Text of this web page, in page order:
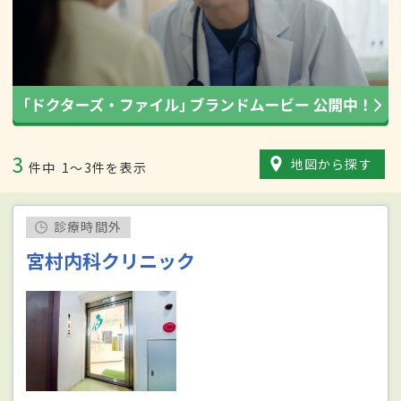
3 件中 1〜3件を表示 地図から探す
診療時間外
宮村内科クリニック